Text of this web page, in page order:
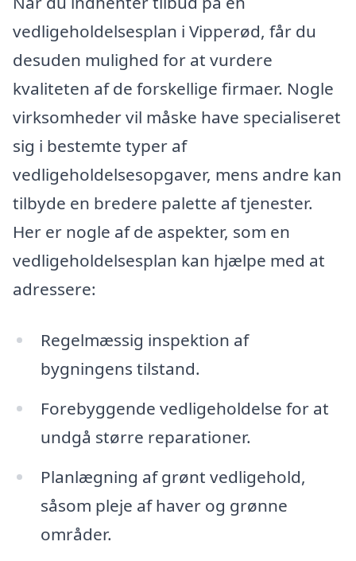
vedligeholdelsesplan i Vipperød, får du
desuden mulighed for at vurdere
kvaliteten af de forskellige firmaer. Nogle
virksomheder vil måske have specialiseret
sig i bestemte typer af
vedligeholdelsesopgaver, mens andre kan
tilbyde en bredere palette af tjenester.
Her er nogle af de aspekter, som en
vedligeholdelsesplan kan hjælpe med at
adressere:
Regelmæssig inspektion af
bygningens tilstand.
Forebyggende vedligeholdelse for at
undgå større reparationer.
Planlægning af grønt vedligehold,
såsom pleje af haver og grønne
områder.